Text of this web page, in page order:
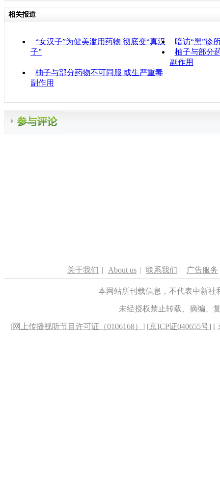
相关报道
“女汉子”为健美滥用药物 彻底变“真汉
子”
暗访“黑”诊
柚子与部分
副作用
柚子与部分药物不可同服 或生严重毒
副作用
关于我们 | About us | 联系我们 | 广告服务
本网站所刊载信息，不代表中新
未经授权禁止转载、摘编、
[网上传播视听节目许可证（0106168） ] [京ICP证040655号] [